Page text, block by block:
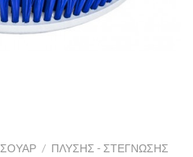
/ ΠΛΎΣΗΣ - ΣΤΈΓΝΩΣΗΣ